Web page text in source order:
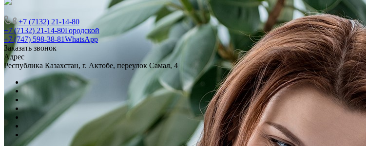
+7 (7132) 21-14-80
+7 (7132) 21-14-80Городской
+7 (747) 598-38-81WhatsApp
Заказать звонок
Адрес
Республика Казахстан, г. Актобе, переулок Самал, 4